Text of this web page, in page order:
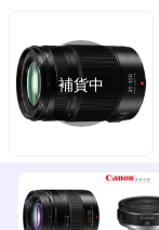
補貨中